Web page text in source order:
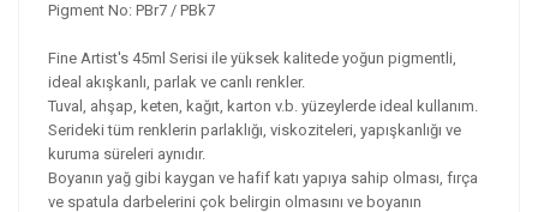
Pigment No: PBr7 / PBk7
Fine Artist's 45ml Serisi ile yüksek kalitede yoğun pigmentli,
ideal akışkanlı, parlak ve canlı renkler.
Tuval, ahşap, keten, kağıt, karton v.b. yüzeylerde ideal kullanım.
Serideki tüm renklerin parlaklığı, viskoziteleri, yapışkanlığı ve
kuruma süreleri aynıdır.
Boyanın yağ gibi kaygan ve hafif katı yapıya sahip olması, fırça
ve spatula darbelerini çok belirgin olmasını ve boyanın